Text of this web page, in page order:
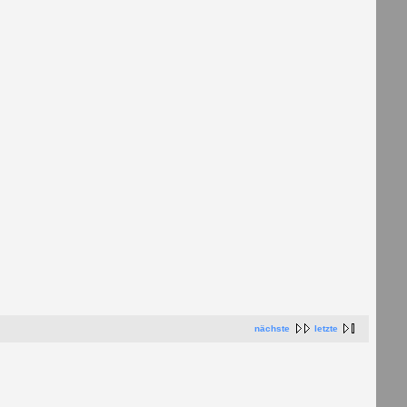
nächste letzte